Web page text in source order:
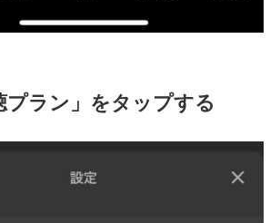
プラン」をタップする